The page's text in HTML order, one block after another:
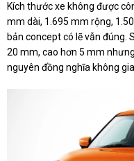
Kích thước xe không được
mm dài, 1.695 mm rộng,
bản concept có lẽ vẫn đúng.
20 mm, cao hơn 5 mm
nguyên đồng nghĩa không